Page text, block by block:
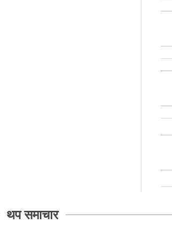
थप समाचार